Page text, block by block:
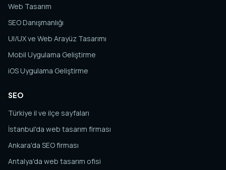
Web Tasarım
SEO Danışmanlığı
UI/UX ve Web Arayüz Tasarımı
Mobil Uygulama Geliştirme
iOS Uygulama Geliştirme
SEO
Türkiye il ve ilçe sayfaları
İstanbul'da web tasarım firması
Ankara'da SEO firması
Antalya'da web tasarım ofisi